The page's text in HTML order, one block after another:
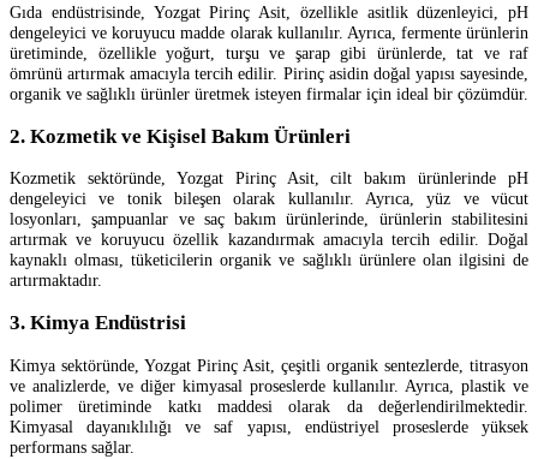
Gıda endüstrisinde, Yozgat Pirinç Asit, özellikle asitlik düzenleyici, pH
dengeleyici ve koruyucu madde olarak kullanılır. Ayrıca, fermente ürünlerin
üretiminde, özellikle yoğurt, turşu ve şarap gibi ürünlerde, tat ve raf
ömrünü artırmak amacıyla tercih edilir. Pirinç asidin doğal yapısı sayesinde,
organik ve sağlıklı ürünler üretmek isteyen firmalar için ideal bir çözümdür.
2. Kozmetik ve Kişisel Bakım Ürünleri
Kozmetik sektöründe, Yozgat Pirinç Asit, cilt bakım ürünlerinde pH
dengeleyici ve tonik bileşen olarak kullanılır. Ayrıca, yüz ve vücut
losyonları, şampuanlar ve saç bakım ürünlerinde, ürünlerin stabilitesini
artırmak ve koruyucu özellik kazandırmak amacıyla tercih edilir. Doğal
kaynaklı olması, tüketicilerin organik ve sağlıklı ürünlere olan ilgisini de
artırmaktadır.
3. Kimya Endüstrisi
Kimya sektöründe, Yozgat Pirinç Asit, çeşitli organik sentezlerde, titrasyon
ve analizlerde, ve diğer kimyasal proseslerde kullanılır. Ayrıca, plastik ve
polimer üretiminde katkı maddesi olarak da değerlendirilmektedir.
Kimyasal dayanıklılığı ve saf yapısı, endüstriyel proseslerde yüksek
performans sağlar.